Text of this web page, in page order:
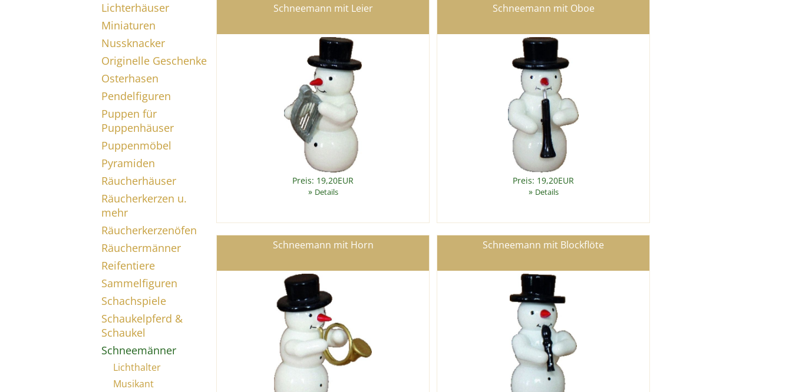
Lichterhäuser
Miniaturen
Nussknacker
Originelle Geschenke
Osterhasen
Pendelfiguren
Puppen für
Puppenhäuser
Puppenmöbel
Pyramiden
Räucherhäuser
Räucherkerzen u.
mehr
Räucherkerzenöfen
Räuchermänner
Reifentiere
Sammelfiguren
Schachspiele
Schaukelpferd &
Schaukel
Schneemänner
Lichthalter
Musikant
Schneemann mit Leier
Preis: 19,20EUR
» Details
Schneemann mit Oboe
Preis: 19,20EUR
» Details
Schneemann mit Horn Schneemann mit Blockflöte